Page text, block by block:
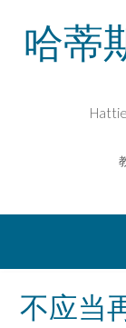
content哈蒂
不应当